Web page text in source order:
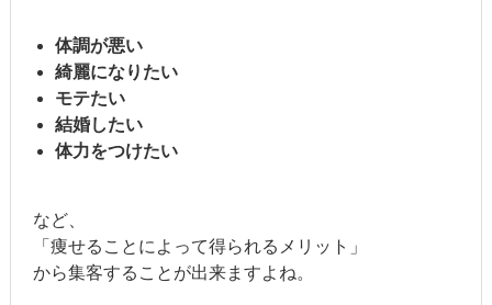
体調が悪い
綺麗になりたい
モテたい
結婚したい
体力をつけたい
など、
「痩せることによって得られるメリット」
から集客することが出来ますよね。